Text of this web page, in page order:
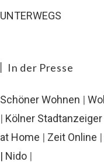
UNTERWEGS
In der Presse
Schöner Wohnen |
| Kölner Stadtanzeiger
at Home | Zeit Online |
| Nido |